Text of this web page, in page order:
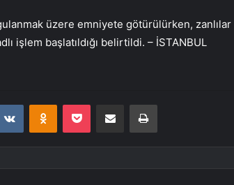
üzere emniyete götürülürken, zanlılar
işlem başlatıldığı belirtildi. – İSTANBUL
VKontakteOdnoklassniki
Pocket E-Posta ile paylaş Yazdır